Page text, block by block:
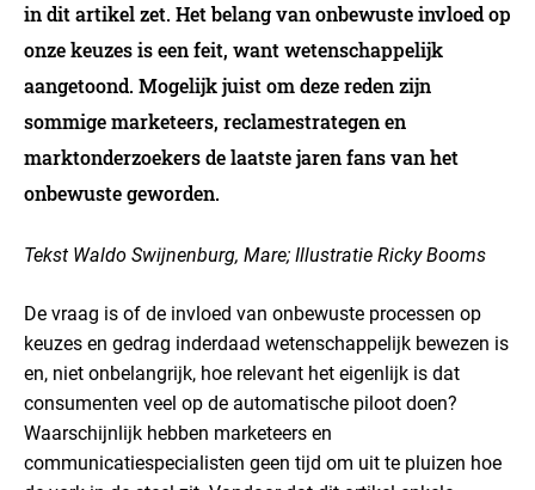
in dit artikel zet. Het belang van onbewuste invloed op
onze keuzes is een feit, want wetenschappelijk
aangetoond. Mogelijk juist om deze reden zijn
sommige marketeers, reclamestrategen en
marktonderzoekers de laatste jaren fans van het
onbewuste geworden.
Tekst Waldo Swijnenburg, Mare; Illustratie Ricky Booms
De vraag is of de invloed van onbewuste processen op
keuzes en gedrag inderdaad wetenschappelijk bewezen is
en, niet onbelangrijk, hoe relevant het eigenlijk is dat
consumenten veel op de automatische piloot doen?
Waarschijnlijk hebben marketeers en
communicatiespecialisten geen tijd om uit te pluizen hoe